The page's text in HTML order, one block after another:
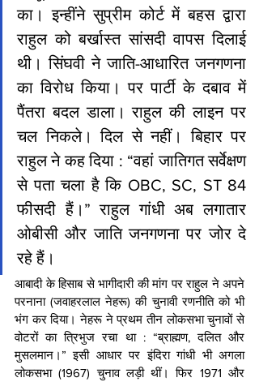
का। इन्हींने सुप्रीम कोर्ट में बहस द्वारा
राहुल को बर्खास्त सांसदी वापस दिलाई
थी। सिंघवी ने जाति-आधारित जनगणना
का विरोध किया। पर पार्टी के दबाव में
पैंतरा बदल डाला। राहुल की लाइन पर
चल निकले। दिल से नहीं। बिहार पर
राहुल ने कह दिया : “वहां जातिगत सर्वेक्षण
से पता चला है कि OBC, SC, ST 84
फीसदी हैं।” राहुल गांधी अब लगातार
ओबीसी और जाति जनगणना पर जोर दे
रहे हैं।
आबादी के हिसाब से भागीदारी की मांग पर राहुल ने अपने
परनाना (जवाहरलाल नेहरू) की चुनावी रणनीति को भी
भंग कर दिया। नेहरू ने प्रथम तीन लोकसभा चुनावों से
वोटरों का त्रिभुज रचा था : “ब्राह्मण, दलित और
मुसलमान।” इसी आधार पर इंदिरा गांधी भी अगला
लोकसभा (1967) चुनाव लड़ी थीं। फिर 1971 और